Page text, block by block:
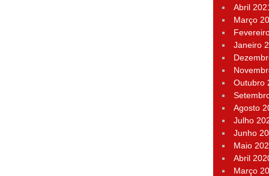
Abril
Março
Janeiro
Outubro
Agosto
Julho
Junho
Maio
Abril
Março